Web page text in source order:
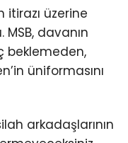
itirazı üzerine
davanın
beklemeden,
üniformasını
arkadaşlarının